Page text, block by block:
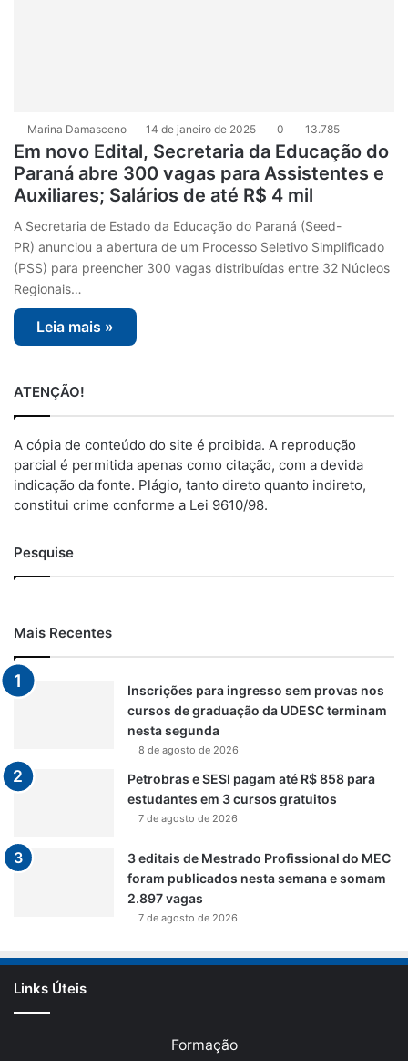
Marina Damasceno 14 de janeiro de 2025 0 13.785
Em novo Edital, Secretaria da Educação do
Paraná abre 300 vagas para Assistentes e
Auxiliares; Salários de até R$ 4 mil
A Secretaria de Estado da Educação do Paraná (Seed-
PR) anunciou a abertura de um Processo Seletivo Simplificado
(PSS) para preencher 300 vagas distribuídas entre 32 Núcleos
Regionais…
Leia mais »
ATENÇÃO!
A cópia de conteúdo do site é proibida. A reprodução
parcial é permitida apenas como citação, com a devida
indicação da fonte. Plágio, tanto direto quanto indireto,
constitui crime conforme a Lei 9610/98.
Pesquise
Mais Recentes
Inscrições para ingresso sem provas nos
cursos de graduação da UDESC terminam
nesta segunda
8 de agosto de 2026
Petrobras e SESI pagam até R$ 858 para
estudantes em 3 cursos gratuitos
7 de agosto de 2026
3 editais de Mestrado Profissional do MEC
foram publicados nesta semana e somam
2.897 vagas
7 de agosto de 2026
Links Úteis
Formação